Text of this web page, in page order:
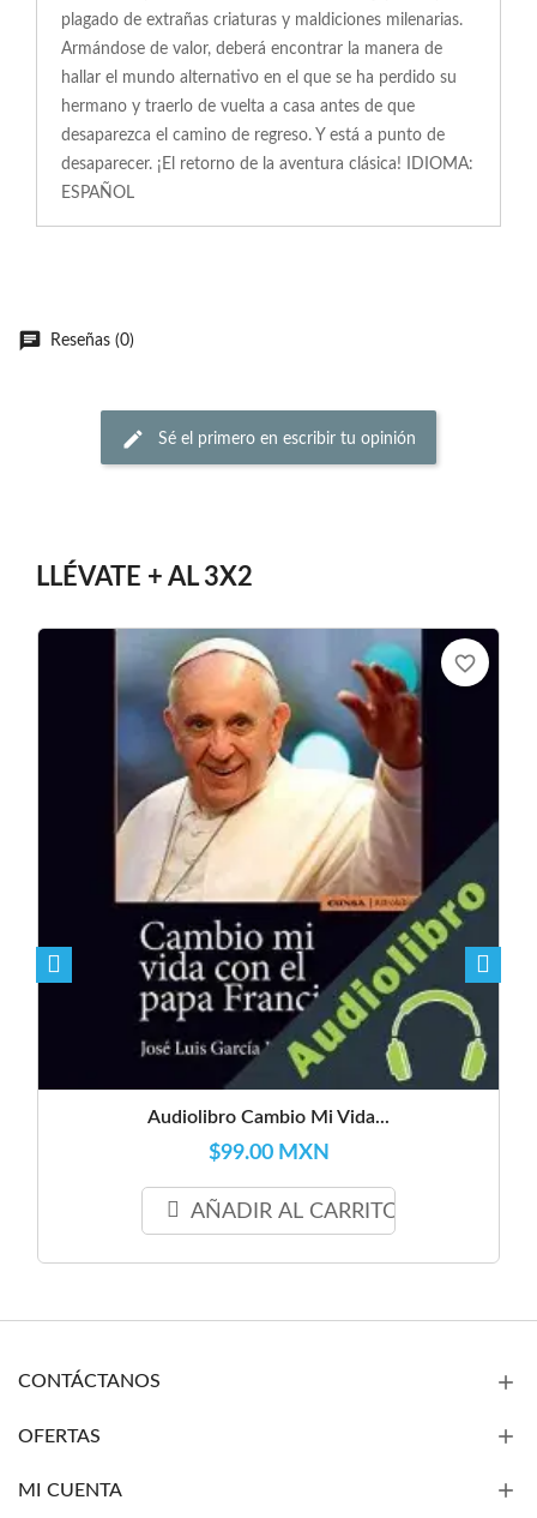
plagado de extrañas criaturas y maldiciones milenarias.
Armándose de valor, deberá encontrar la manera de
hallar el mundo alternativo en el que se ha perdido su
hermano y traerlo de vuelta a casa antes de que
desaparezca el camino de regreso. Y está a punto de
desaparecer. ¡El retorno de la aventura clásica! IDIOMA:
ESPAÑOL
Reseñas (0)
Sé el primero en escribir tu opinión
LLÉVATE + AL 3X2
Audiolibro Cambio Mi Vida...
$99.00 MXN
AÑADIR AL CARRITO
favorite_border
CONTÁCTANOS
OFERTAS
MI CUENTA